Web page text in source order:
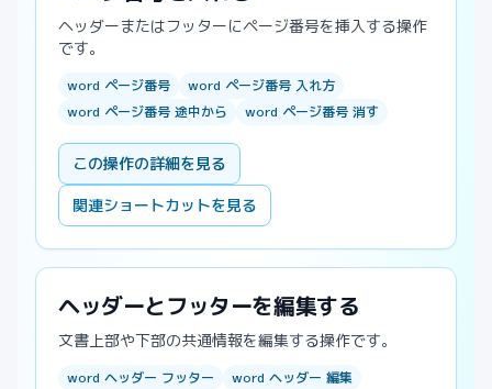
ヘッダーまたはフッターにページ番号を挿入する操作
です。
word ページ番号
word ページ番号 入れ方
word ページ番号 途中から
word ページ番号 消す
この操作の詳細を見る
関連ショートカットを見る
ヘッダーとフッターを編集する
文書上部や下部の共通情報を編集する操作です。
word ヘッダー フッター
word ヘッダー 編集